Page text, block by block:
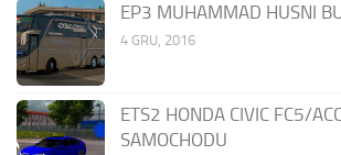
EP3 MUHAMMAD HUSNI
4 GRU, 2016
ETS2 HONDA CIVIC FC5/
SAMOCHODU